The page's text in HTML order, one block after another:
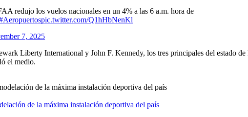
redujo los vuelos nacionales en un 4% a las 6 a.m. hora de
pic.twitter.com/Q1hHbNenKl
7, 2025
Liberty International y John F. Kennedy, los tres principales del estado
el medio.
de la máxima instalación deportiva del país